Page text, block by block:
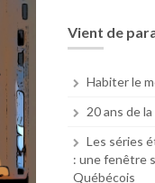
Vient de
Habiter le
20 ans de
Les séries
: une fenêtre
Québécois